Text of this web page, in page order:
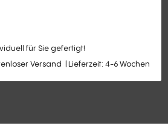
für Sie gefertigt!
Versand Lieferzeit: 4-6 Wochen